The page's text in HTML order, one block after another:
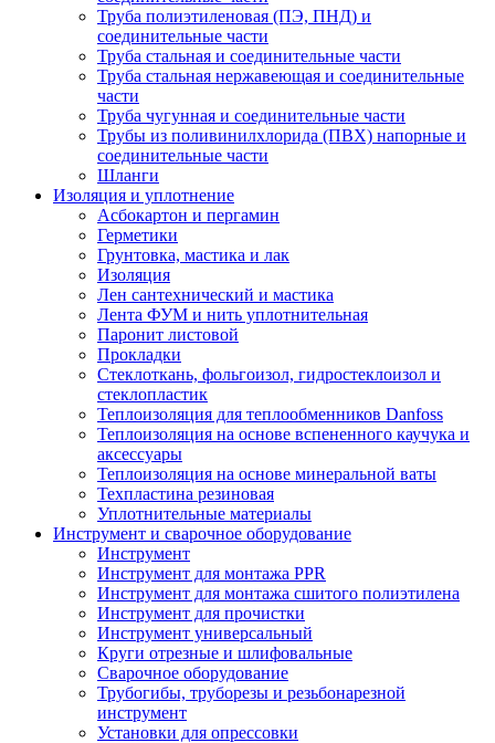
Труба полиэтиленовая (ПЭ, ПНД) и
соединительные части
Труба стальная и соединительные части
Труба стальная нержавеющая и соединительные
части
Труба чугунная и соединительные части
Трубы из поливинилхлорида (ПВХ) напорные и
соединительные части
Шланги
Изоляция и уплотнение
Асбокартон и пергамин
Герметики
Грунтовка, мастика и лак
Изоляция
Лен сантехнический и мастика
Лента ФУМ и нить уплотнительная
Паронит листовой
Прокладки
Стеклоткань, фольгоизол, гидростеклоизол и
стеклопластик
Теплоизоляция для теплообменников Danfoss
Теплоизоляция на основе вспененного каучука и
аксессуары
Теплоизоляция на основе минеральной ваты
Техпластина резиновая
Уплотнительные материалы
Инструмент и сварочное оборудование
Инструмент
Инструмент для монтажа PPR
Инструмент для монтажа сшитого полиэтилена
Инструмент для прочистки
Инструмент универсальный
Круги отрезные и шлифовальные
Сварочное оборудование
Трубогибы, труборезы и резьбонарезной
инструмент
Установки для опрессовки